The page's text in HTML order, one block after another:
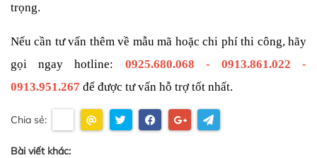
trọng.
Nếu cần tư vấn thêm về mẫu mã hoặc chi phí thi công, hãy
gọi ngay hotline: 0925.680.068 - 0913.861.022 -
0913.951.267 để được tư vấn hỗ trợ tốt nhất.
Chia sẻ:
Bài viết khác: